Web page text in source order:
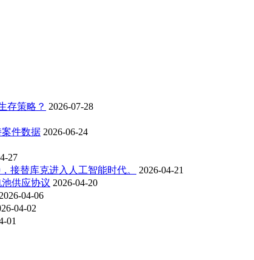
存策略？ 2026-07-28
案件数据 2026-06-24
27
接替库克进入人工智能时代。
2026-04-21
供应协议 2026-04-20
2026-04-06
04-02
01